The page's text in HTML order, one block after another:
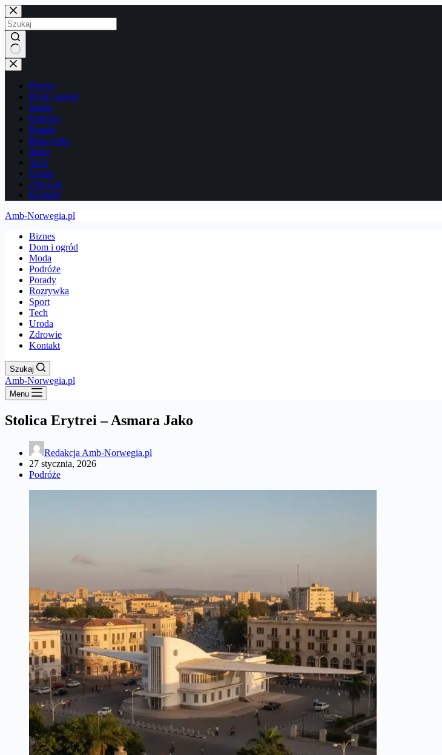
Przejdź
do
treści
Brak
wyników
Biznes
Dom i ogród
Moda
Podróże
Porady
Rozrywka
Sport
Tech
Uroda
Zdrowie
Kontakt
Amb-Norwegia.pl
Biznes
Dom i ogród
Moda
Podróże
Porady
Rozrywka
Sport
Tech
Uroda
Zdrowie
Kontakt
Szukaj
Amb-Norwegia.pl
Menu
Stolica Erytrei – Asmara Jako
Redakcja Amb-Norwegia.pl
27 stycznia, 2026
Podróże